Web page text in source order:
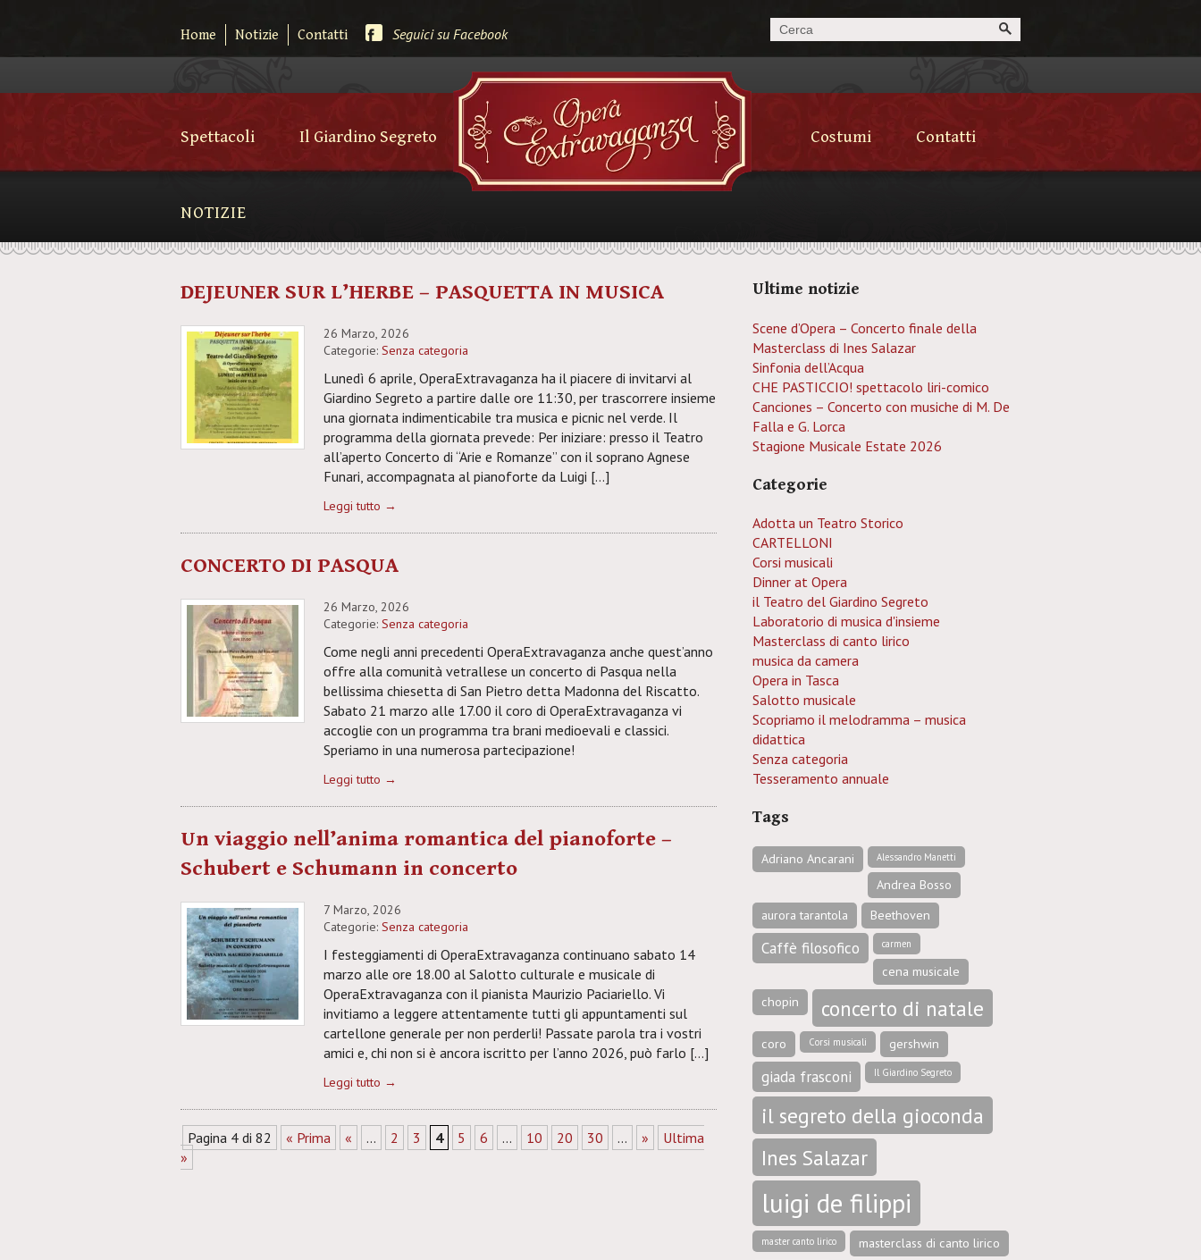
Home Notizie Contatti Seguici su Facebook
Spettacoli Il Giardino Segreto Costumi Contatti
NOTIZIE
DEJEUNER SUR L’HERBE – PASQUETTA IN MUSICA
26 Marzo, 2026
Categorie: Senza categoria
Lunedì 6 aprile, OperaExtravaganza ha il piacere di invitarvi al
Giardino Segreto a partire dalle ore 11:30, per trascorrere insieme
una giornata indimenticabile tra musica e picnic nel verde. Il
programma della giornata prevede: Per iniziare: presso il Teatro
all’aperto Concerto di “Arie e Romanze” con il soprano Agnese
Funari, accompagnata al pianoforte da Luigi […]
Leggi tutto →
CONCERTO DI PASQUA
26 Marzo, 2026
Categorie: Senza categoria
Come negli anni precedenti OperaExtravaganza anche quest’anno
offre alla comunità vetrallese un concerto di Pasqua nella
bellissima chiesetta di San Pietro detta Madonna del Riscatto.
Sabato 21 marzo alle 17.00 il coro di OperaExtravaganza vi
accoglie con un programma tra brani medioevali e classici.
Speriamo in una numerosa partecipazione!
Leggi tutto →
Un viaggio nell’anima romantica del pianoforte –
Schubert e Schumann in concerto
7 Marzo, 2026
Categorie: Senza categoria
I festeggiamenti di OperaExtravaganza continuano sabato 14
marzo alle ore 18.00 al Salotto culturale e musicale di
OperaExtravaganza con il pianista Maurizio Paciariello. Vi
invitiamo a leggere attentamente tutti gli appuntamenti sul
cartellone generale per non perderli! Passate parola tra i vostri
amici e, chi non si è ancora iscritto per l’anno 2026, può farlo […]
Leggi tutto →
Pagina 4 di 82 « Prima « ... 2 3 4 5 6 ... 10 20 30 ... »
Ultima
»
Ultime notizie
Scene d’Opera – Concerto finale della
Masterclass di Ines Salazar
Sinfonia dell’Acqua
CHE PASTICCIO! spettacolo liri-comico
Canciones – Concerto con musiche di M. De
Falla e G. Lorca
Stagione Musicale Estate 2026
Categorie
Adotta un Teatro Storico
CARTELLONI
Corsi musicali
Dinner at Opera
il Teatro del Giardino Segreto
Laboratorio di musica d'insieme
Masterclass di canto lirico
musica da camera
Opera in Tasca
Salotto musicale
Scopriamo il melodramma – musica
didattica
Senza categoria
Tesseramento annuale
Tags
Adriano Ancarani Alessandro Manetti
Andrea Bosso
aurora tarantola
Beethoven
Caffè filosofico carmen
cena musicale
chopin
concerto di natale
coro Corsi musicali gershwin
giada frasconi Il Giardino Segreto
il segreto della gioconda
Ines Salazar
luigi de filippi
master canto lirico masterclass di canto lirico